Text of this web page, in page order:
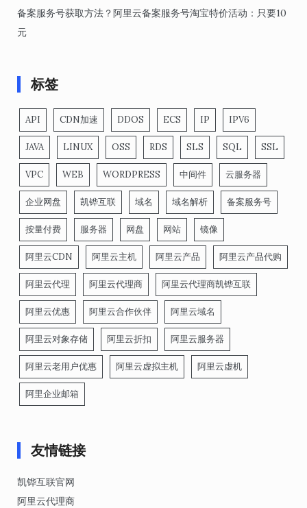
备案服务号获取方法？阿里云备案服务号淘宝特价活动：只要10
元
标签
API CDN加速 DDOS ECS IP IPV6
JAVA LINUX OSS RDS SLS SQL SSL
VPC WEB WORDPRESS 中间件 云服务器
企业网盘 凯铧互联 域名 域名解析 备案服务号
按量付费 服务器 网盘 网站 镜像
阿里云CDN 阿里云主机 阿里云产品 阿里云产品代购
阿里云代理 阿里云代理商 阿里云代理商凯铧互联
阿里云优惠 阿里云合作伙伴 阿里云域名
阿里云对象存储 阿里云折扣 阿里云服务器
阿里云老用户优惠 阿里云虚拟主机 阿里云虚机
阿里企业邮箱
友情链接
凯铧互联官网
阿里云代理商